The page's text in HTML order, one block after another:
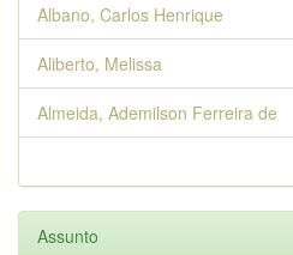
Albano, Carlos Henrique
Aliberto, Melissa
Almeida, Ademilson Ferreira de
Assunto